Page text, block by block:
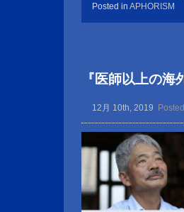
Posted in APHORISM
『医師以上の海
12月 10th, 2019